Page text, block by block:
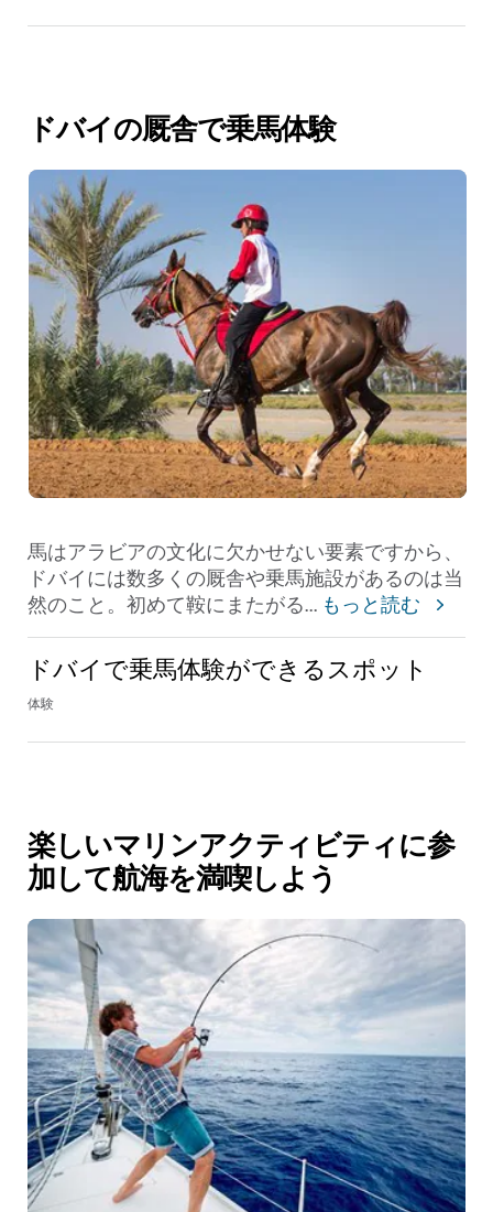
ドバイの厩舎で乗馬体験
馬はアラビアの文化に欠かせない要素ですから、
ドバイには数多くの厩舎や乗馬施設があるのは当
然のこと。初めて鞍にまたがる... もっと読む
ドバイで乗馬体験ができるスポット
体験
楽しいマリンアクティビティに参
加して航海を満喫しよう